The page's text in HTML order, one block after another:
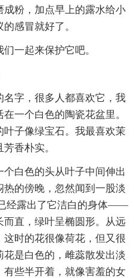
粉，加点早上的露水给小
感冒就好了。
一起来保护它吧。
字，很多人都喜欢它，我
一个白色的陶瓷花盆里。
子像绿宝石。我最喜欢茉
香朴实。
白色的头从叶子中间伸出
的傍晚，忽然闻到一股淡
经露出了它洁白的身体——
直，绿叶呈椭圆形。从远
时的花很像荷花，但又很
是白色的，雌蕊散发出淡
些半开着，就像害羞的女